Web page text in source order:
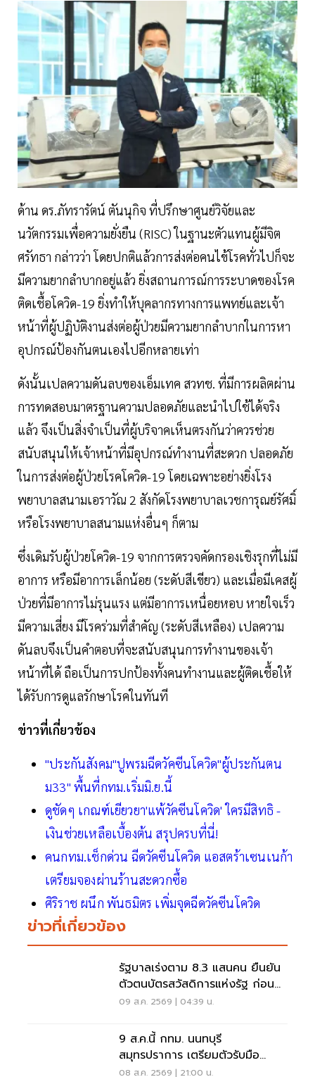
ด้าน ดร.ภัทรารัตน์ ตันนุกิจ ที่ปรึกษาศูนย์วิจัยและ
นวัตกรรมเพื่อความยั่งยืน (RISC) ในฐานะตัวแทนผู้มีจิต
ศรัทธา กล่าวว่า โดยปกติแล้วการส่งต่อคนไข้โรคทั่วไปก็จะ
มีความยากลำบากอยู่แล้ว ยิ่งสถานการณ์การระบาดของโรค
ติดเชื้อโควิด-19 ยิ่งทำให้บุคลากรทางการแพทย์และเจ้า
หน้าที่ผู้ปฏิบัติงานส่งต่อผู้ป่วยมีความยากลำบากในการหา
อุปกรณ์ป้องกันตนเองไปอีกหลายเท่า
ดังนั้นเปลความดันลบของเอ็มเทค สวทช. ที่มีการผลิตผ่าน
การทดสอบมาตรฐานความปลอดภัยและนำไปใช้ได้จริง
แล้ว จึงเป็นสิ่งจำเป็นที่ผู้บริจาคเห็นตรงกันว่าควรช่วย
สนับสนุนให้เจ้าหน้าที่มีอุปกรณ์ทำงานที่สะดวก ปลอดภัย
ในการส่งต่อผู้ป่วยโรคโควิด-19 โดยเฉพาะอย่างยิ่งโรง
พยาบาลสนามเอราวัณ 2 สังกัดโรงพยาบาลเวชการุณย์รัศมิ์
หรือโรงพยาบาลสนามแห่งอื่นๆ ก็ตาม
ซึ่งเดิมรับผู้ป่วยโควิด-19 จากการตรวจคัดกรองเชิงรุกที่ไม่มี
อาการ หรือมีอาการเล็กน้อย (ระดับสีเขียว) และเมื่อมีเคสผู้
ป่วยที่มีอาการไม่รุนแรง แต่มีอาการเหนื่อยหอบ หายใจเร็ว
มีความเสี่ยง มีโรคร่วมที่สำคัญ (ระดับสีเหลือง) เปลความ
ดันลบจึงเป็นคำตอบที่จะสนับสนุนการทำงานของเจ้า
หน้าที่ได้ ถือเป็นการปกป้องทั้งคนทำงานและผู้ติดเชื้อให้
ได้รับการดูแลรักษาโรคในทันที
ข่าวที่เกี่ยวข้อง
"ประกันสังคม"ปูพรมฉีดวัคซีนโควิด"ผู้ประกันตน
ม33" พื้นที่กทม.เริ่มมิ.ย.นี้
ดูชัดๆ เกณฑ์เยียวยา'แพ้วัคซีนโควิด' ใครมีสิทธิ -
เงินช่วยเหลือเบื้องต้น สรุปครบที่นี่!
คนกทม.เช็กด่วน ฉีดวัคซีนโควิด แอสตร้าเซนเนก้า
เตรียมจองผ่านร้านสะดวกซื้อ
ศิริราช ผนึก พันธมิตร เพิ่มจุดฉีดวัคซีนโควิด
ข่าวที่เกี่ยวข้อง
รัฐบาลเร่งตาม 8.3 แสนคน ยืนยัน
ตัวตนบัตรสวัสดิการแห่งรัฐ ก่อน
พลาดสิทธิ
09 ส.ค. 2569 | 04:39 น.
9 ส.ค.นี้ กทม. นนทบุรี
สมุทรปราการ เตรียมตัวรับมือ
'ไฟฟ้าดับ' หลายจุด
08 ส.ค. 2569 | 21:00 น.